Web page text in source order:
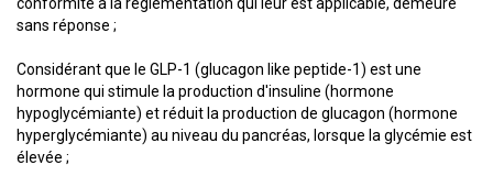
sans réponse ;
Considérant que le GLP-1 (glucagon like peptide-1) est une
hormone qui stimule la production d'insuline (hormone
hypoglycémiante) et réduit la production de glucagon (hormone
hyperglycémiante) au niveau du pancréas, lorsque la glycémie est
élevée ;